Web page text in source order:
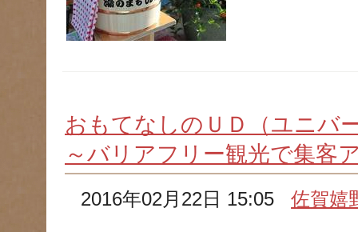
おもてなしのＵＤ（ユニ
～バリアフリー観光で集客
2016年02月22日 15:05佐賀嬉